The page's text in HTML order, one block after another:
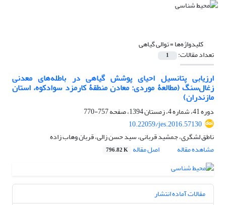
کلیدواژه‌ها =توالی گیاهی
تعداد مقالات: 1
ارزیابی پتانسیل احیای پوشش گیاهی در باطله‌های معدنی
زغال‌سنگ (مطالعۀ موردی: معادن منطقۀ کارمزد سوادکوه، استان
مازندران)
دوره 41، شماره 4، زمستان 1394، صفحه
757-770
10.22059/jes.2016.57130
ناطق لشگری، جمشید قربانی، سید حسن زالی، قربان وهاب زاده
مشاهده مقاله
اصل مقاله 796.82 K
مقالات آماده انتشار